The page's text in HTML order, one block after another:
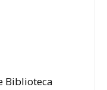
Biblioteca